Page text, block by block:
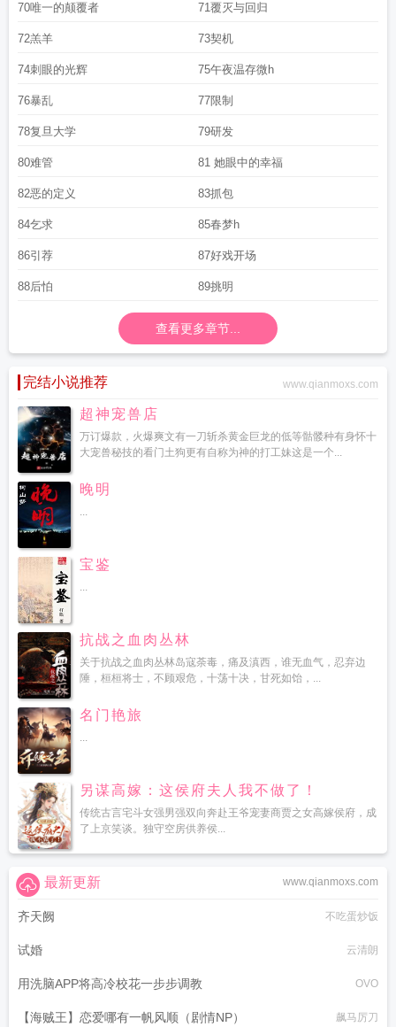
70唯一的颠覆者 71覆灭与回归
72羔羊 73契机
74刺眼的光辉 75午夜温存微h
76暴乱 77限制
78复旦大学 79研发
80难管 81 她眼中的幸福
82恶的定义 83抓包
84乞求 85春梦h
86引荐 87好戏开场
88后怕 89挑明
查看更多章节...
完结小说推荐 www.qianmoxs.com
超神宠兽店
万订爆款，火爆爽文有一刀斩杀黄金巨龙的低等骷髅种有身怀十
大宠兽秘技的看门土狗更有自称为神的打工妹这是一个...
晚明
...
宝鉴
...
抗战之血肉丛林
关于抗战之血肉丛林岛寇荼毒，痛及滇西，谁无血气，忍弃边
陲，桓桓将士，不顾艰危，十荡十决，甘死如饴，...
名门艳旅
...
另谋高嫁：这侯府夫人我不做了！
传统古言宅斗女强男强双向奔赴王爷宠妻商贾之女高嫁侯府，成
了上京笑谈。独守空房供养侯...
www.qianmoxs.com
最新更新
齐天阙 不吃蛋炒饭
试婚 云清朗
用洗脑APP将高冷校花一步步调教 OVO
【海贼王】恋爱哪有一帆风顺（剧情NP） 飙马厉刀